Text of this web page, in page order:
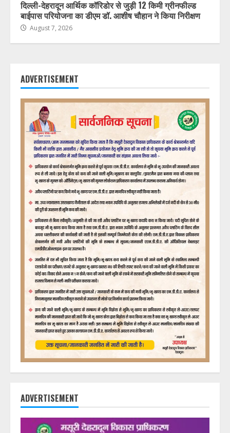
दिल्ली-देहरादून आर्थिक कॉरिडोर से जुड़ी 12 किमी ग्रीनफील्ड
बाईपास परियोजना का डीएम डॉ. आशीष चौहान ने किया निरीक्षण
August 7, 2026
ADVERTISEMENT
ADVERTISEMENT